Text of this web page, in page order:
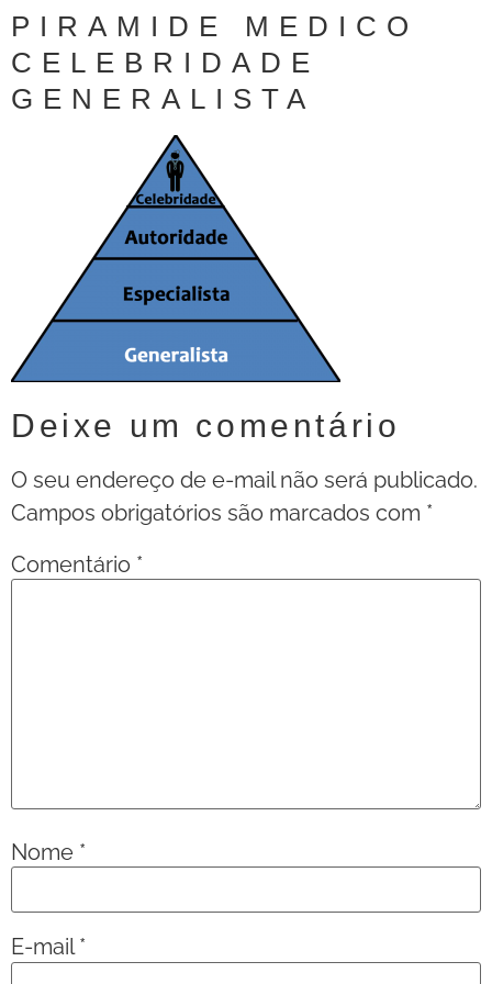
PIRAMIDE MEDICO
CELEBRIDADE
GENERALISTA
Deixe um comentário
O seu endereço de e-mail não será publicado.
Campos obrigatórios são marcados com *
Comentário *
Nome *
E-mail*